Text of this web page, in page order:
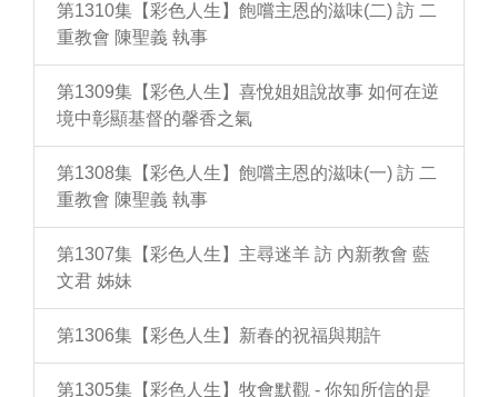
第1310集【彩色人生】飽嚐主恩的滋味(二) 訪 二
重教會 陳聖義 執事
第1309集【彩色人生】喜悅姐姐說故事 如何在逆
境中彰顯基督的馨香之氣
第1308集【彩色人生】飽嚐主恩的滋味(一) 訪 二
重教會 陳聖義 執事
第1307集【彩色人生】主尋迷羊 訪 內新教會 藍
文君 姊妹
第1306集【彩色人生】新春的祝福與期許
第1305集【彩色人生】牧會默觀 - 你知所信的是